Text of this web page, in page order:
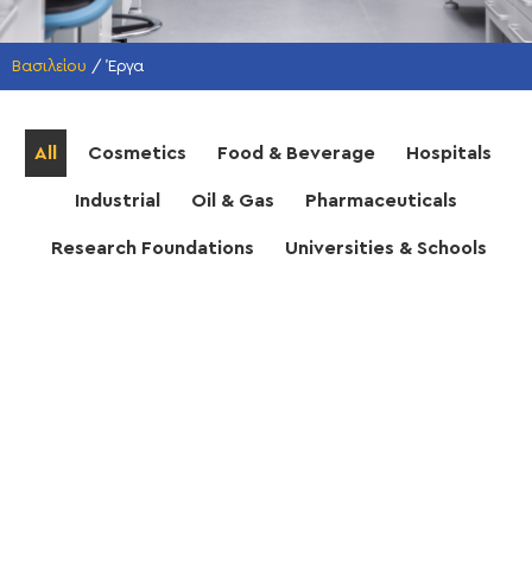
Βασιλείου /Έργα
All Cosmetics Food & Beverage Hospitals
Industrial Oil & Gas Pharmaceuticals
Research Foundations Universities & Schools